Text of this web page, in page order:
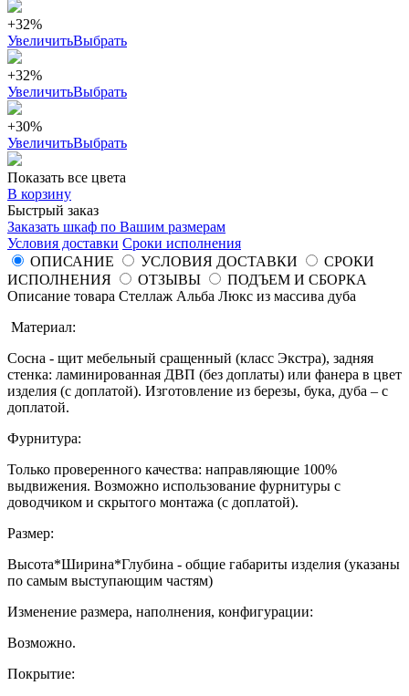
+32%
УвеличитьВыбрать
+32%
УвеличитьВыбрать
+30%
УвеличитьВыбрать
Показать все цвета
В корзину
Быстрый заказ
Заказать шкаф по Вашим размерам
Условия доставки Сроки исполнения
ОПИСАНИЕ
УСЛОВИЯ ДОСТАВКИ
СРОКИ
ИСПОЛНЕНИЯ
ОТЗЫВЫ
ПОДЪЕМ И СБОРКА
Описание товара Стеллаж Альба Люкс из массива дуба
Материал:
Сосна - щит мебельный сращенный (класс Экстра), задняя
стенка: ламинированная ДВП (без доплаты) или фанера в цвет
изделия (с доплатой). Изготовление из березы, бука, дуба – с
доплатой.
Фурнитура:
Только проверенного качества: направляющие 100%
выдвижения. Возможно использование фурнитуры с
доводчиком и скрытого монтажа (с доплатой).
Размер:
Высота*Ширина*Глубина - общие габариты изделия (указаны
по самым выступающим частям)
Изменение размера, наполнения, конфигурации:
Возможно.
Покрытие: